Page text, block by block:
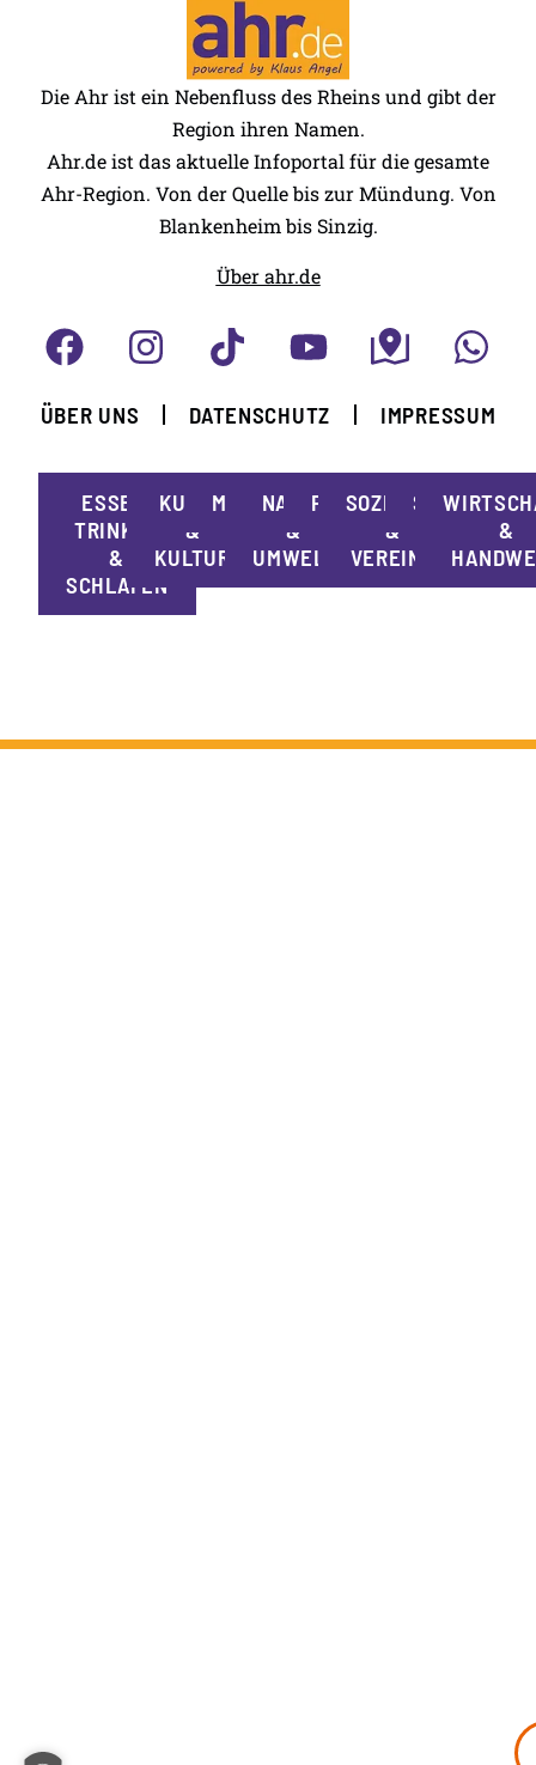
Die Ahr ist ein Nebenfluss des Rheins und gibt der
Region ihren Namen.
Ahr.de ist das aktuelle Infoportal für die gesamte
Ahr-Region. Von der Quelle bis zur Mündung. Von
Blankenheim bis Sinzig.
Über ahr.de
ÜBER UNS DATENSCHUTZ IMPRESSUM
ESSEN,
TRINKEN
&
SCHLAFEN
KUNST
&
KULTUR
MOBILITÄT
NATUR
&
UMWELT
POLITIK
SOZIALES
&
VEREINE
SPORT
&